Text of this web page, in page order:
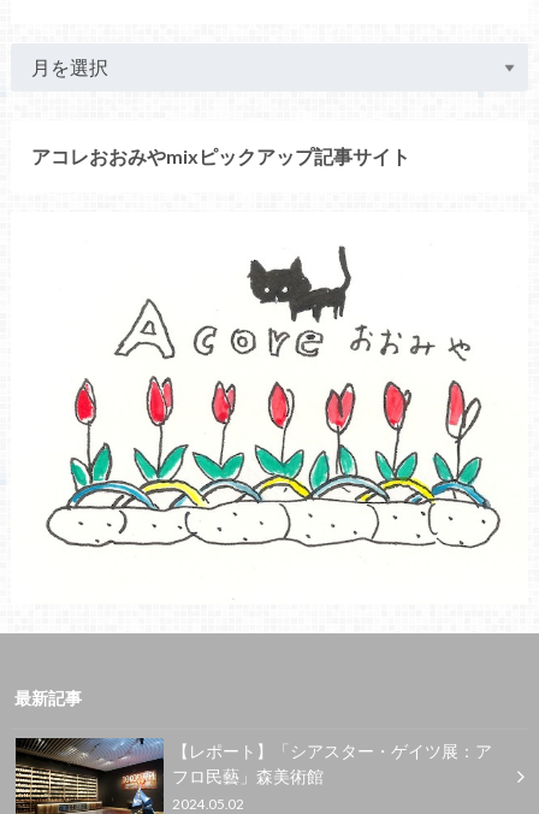
アコレおおみやmixピックアップ記事サイト
最新記事
【レポート】「シアスター・ゲイツ展：ア
フロ民藝」森美術館
2024.05.02